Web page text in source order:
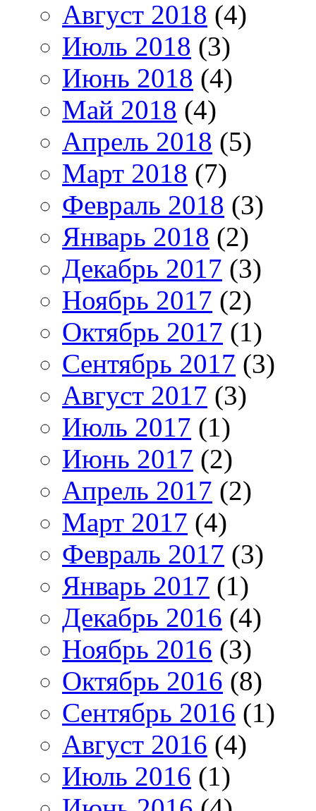
Август 2018 (4)
Июль 2018 (3)
Июнь 2018 (4)
Май 2018 (4)
Апрель 2018 (5)
Март 2018 (7)
Февраль 2018 (3)
Январь 2018 (2)
Декабрь 2017 (3)
Ноябрь 2017 (2)
Октябрь 2017 (1)
Сентябрь 2017 (3)
Август 2017 (3)
Июль 2017 (1)
Июнь 2017 (2)
Апрель 2017 (2)
Март 2017 (4)
Февраль 2017 (3)
Январь 2017 (1)
Декабрь 2016 (4)
Ноябрь 2016 (3)
Октябрь 2016 (8)
Сентябрь 2016 (1)
Август 2016 (4)
Июль 2016 (1)